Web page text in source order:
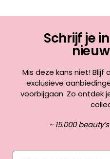
Schrijf je
Mis deze kans niet!
exclusieve
voorbijgaan. Zo ontdek
~ 15.000